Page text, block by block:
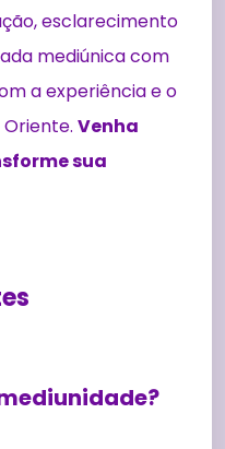
esclarecimento
mediúnica com
a experiência e o
Venha
sua